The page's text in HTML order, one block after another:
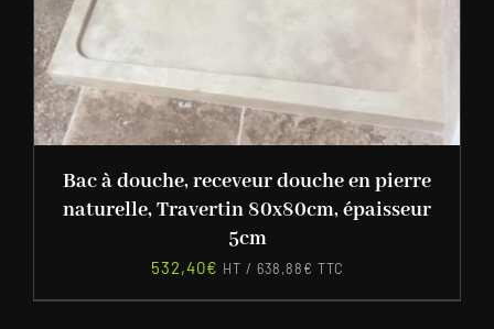
Bac à douche, receveur douche en pierre
naturelle, Travertin 80x80cm, épaisseur
5cm
532,40€ HT / 638,88€ TTC